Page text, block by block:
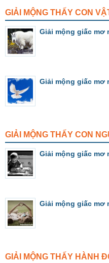
GIẢI MỘNG THẤY CON
Giải mộng giấc mơ
Giải mộng giấc mơ
GIẢI MỘNG THẤY CON
Giải mộng giấc mơ
Giải mộng giấc mơ
GIẢI MỘNG THẤY HÀNH